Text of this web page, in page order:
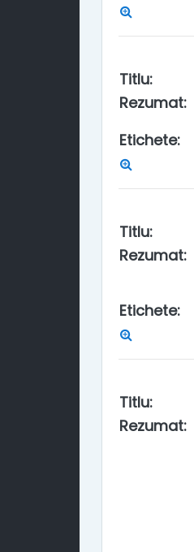
Titlu:
Rezumat:
Etichete:
Titlu:
Rezumat:
Etichete:
Titlu:
Rezumat: